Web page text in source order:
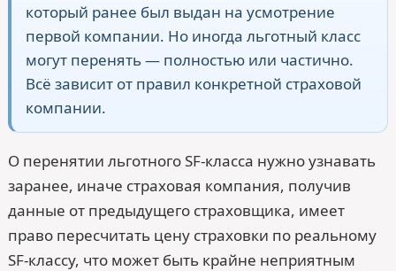
который ранее был выдан на усмотрение
первой компании. Но иногда льготный класс
могут перенять — полностью или частично.
Всё зависит от правил конкретной страховой
компании.
О перенятии льготного SF-класса нужно узнавать
заранее, иначе страховая компания, получив
данные от предыдущего страховщика, имеет
право пересчитать цену страховки по реальному
SF-классу, что может быть крайне неприятным